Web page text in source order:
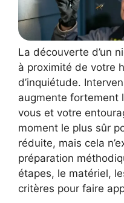
La découverte d’un
à proximité de votre
d’inquiétude.
augmente fortement
vous et votre
moment le plus sûr
réduite, mais cela
préparation
étapes, le matériel,
critères pour faire